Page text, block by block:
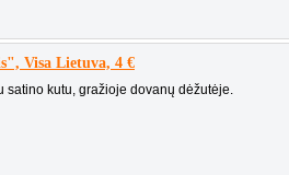
Visa Lietuva, 4 €
satino kutu, gražioje dovanų dėžutėje.